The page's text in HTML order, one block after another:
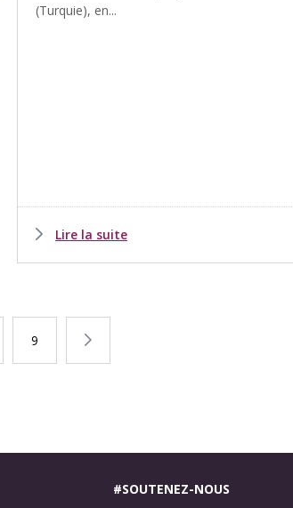
(Turquie), en...
Lire la suite
Page
9
#SOUTENEZ-NOUS